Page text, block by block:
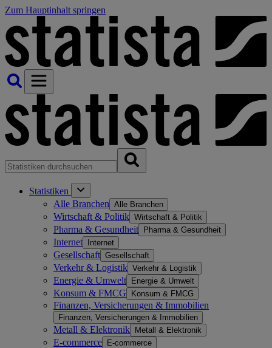
Zum Hauptinhalt springen
Statistiken
Alle Branchen Alle Branchen
Wirtschaft & Politik Wirtschaft & Politik
Pharma & Gesundheit Pharma & Gesundheit
Internet Internet
Gesellschaft Gesellschaft
Verkehr & Logistik Verkehr & Logistik
Energie & Umwelt Energie & Umwelt
Konsum & FMCG Konsum & FMCG
Finanzen, Versicherungen & Immobilien
Finanzen, Versicherungen & Immobilien
Metall & Elektronik Metall & Elektronik
E-commerce E-commerce